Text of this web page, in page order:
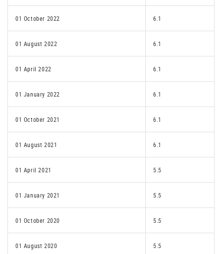
01 October 2022 6.1
01 August 2022 6.1
01 April 2022 6.1
01 January 2022 6.1
01 October 2021 6.1
01 August 2021 6.1
01 April 2021 5.5
01 January 2021 5.5
01 October 2020 5.5
01 August 2020 5.5